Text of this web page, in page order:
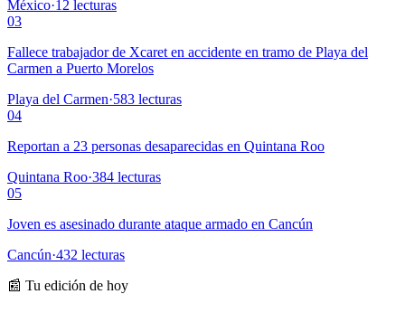
México·12 lecturas
03
Fallece trabajador de Xcaret en accidente en tramo de Playa del
Carmen a Puerto Morelos
Playa del Carmen·583 lecturas
04
Reportan a 23 personas desaparecidas en Quintana Roo
Quintana Roo·384 lecturas
05
Joven es asesinado durante ataque armado en Cancún
Cancún·432 lecturas
📰 Tu edición de hoy